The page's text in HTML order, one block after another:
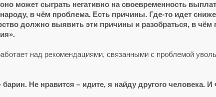
может сыграть негативно на своевременность
в чём проблема. Есть причины. Где-то идет
должно выявить эти причины и разобраться, в
над рекомендациями, связанными с проблемой
Не нравится – идите, я найду другого человека.